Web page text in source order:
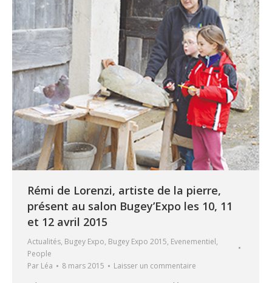
Rémi de Lorenzi, artiste de la pierre,
présent au salon Bugey’Expo les 10, 11
et 12 avril 2015
Actualités, Bugey Expo, Bugey Expo 2015, Evenementiel,
People
Par Léa 8 mars 2015 Laisser un commentaire